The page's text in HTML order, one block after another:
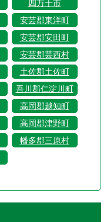
四万十市
安芸郡東洋町
安芸郡安田町
安芸郡芸西村
土佐郡土佐町
吾川郡仁淀川町
高岡郡越知町
高岡郡津野町
幡多郡三原村